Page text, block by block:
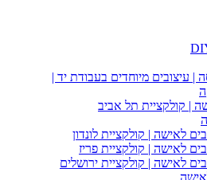
עיצובים מיוחדים בעבודת יד |
| קולקציית תל אביב
לאישה | קולקציית לונדון
לאישה | קולקציית פריז
לאישה | קולקציית ירושלים